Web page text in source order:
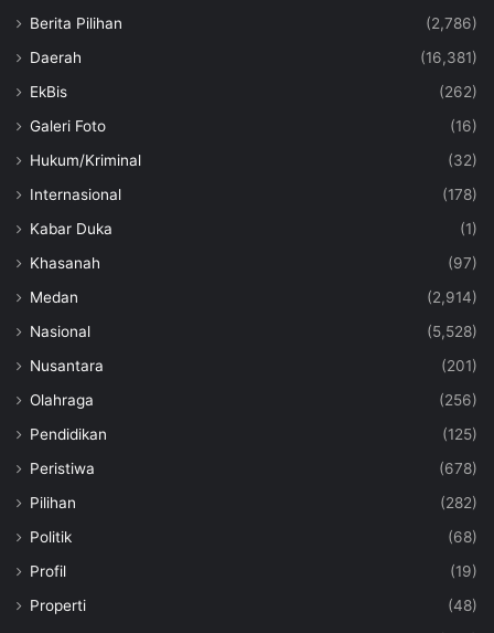
Berita Pilihan
(2,786)
Daerah
(16,381)
EkBis
(262)
Galeri Foto
(16)
Hukum/Kriminal
(32)
Internasional
(178)
Kabar Duka
(1)
Khasanah
(97)
Medan
(2,914)
Nasional
(5,528)
Nusantara
(201)
Olahraga
(256)
Pendidikan
(125)
Peristiwa
(678)
Pilihan
(282)
Politik
(68)
Profil
(19)
Properti
(48)